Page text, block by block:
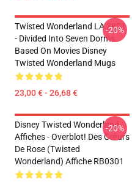
Twisted Wonderland LA 2801
- Divided Into Seven Dorms
Based On Movies Disney
Twisted Wonderland Mugs
23,00 € - 26,68 €
-20%
Disney Twisted Wonderland
Affiches - Overblot! Des Cœurs
De Rose (Twisted
Wonderland) Affiche RB0301
-20%